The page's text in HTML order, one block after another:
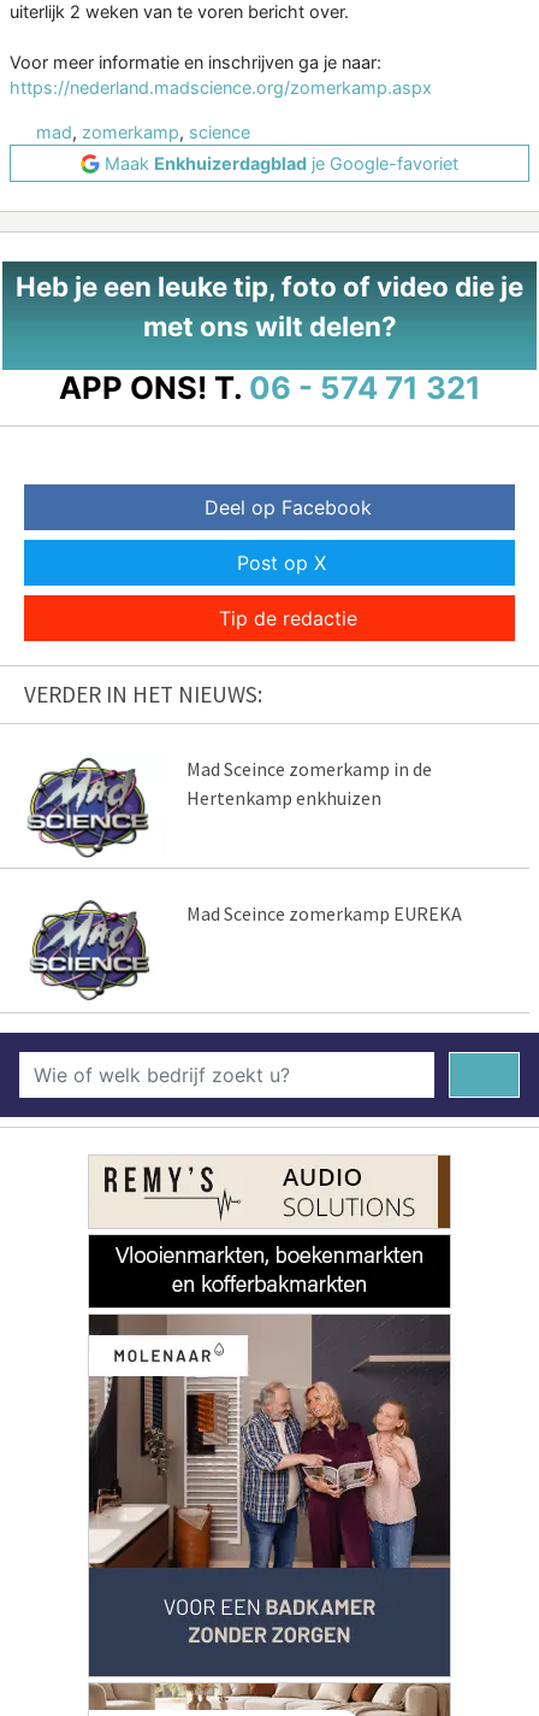
uiterlijk 2 weken van te voren bericht over.
Voor meer informatie en inschrijven ga je naar:
https://nederland.madscience.org/zomerkamp.aspx
mad, zomerkamp, science
Maak Enkhuizerdagblad je Google-favoriet
Heb je een leuke tip, foto of video die je
met ons wilt delen?
APP ONS! T. 06 - 574 71 321
Deel op Facebook
Post op X
Tip de redactie
VERDER IN HET NIEUWS:
Mad Sceince zomerkamp in de
Hertenkamp enkhuizen
Mad Sceince zomerkamp EUREKA